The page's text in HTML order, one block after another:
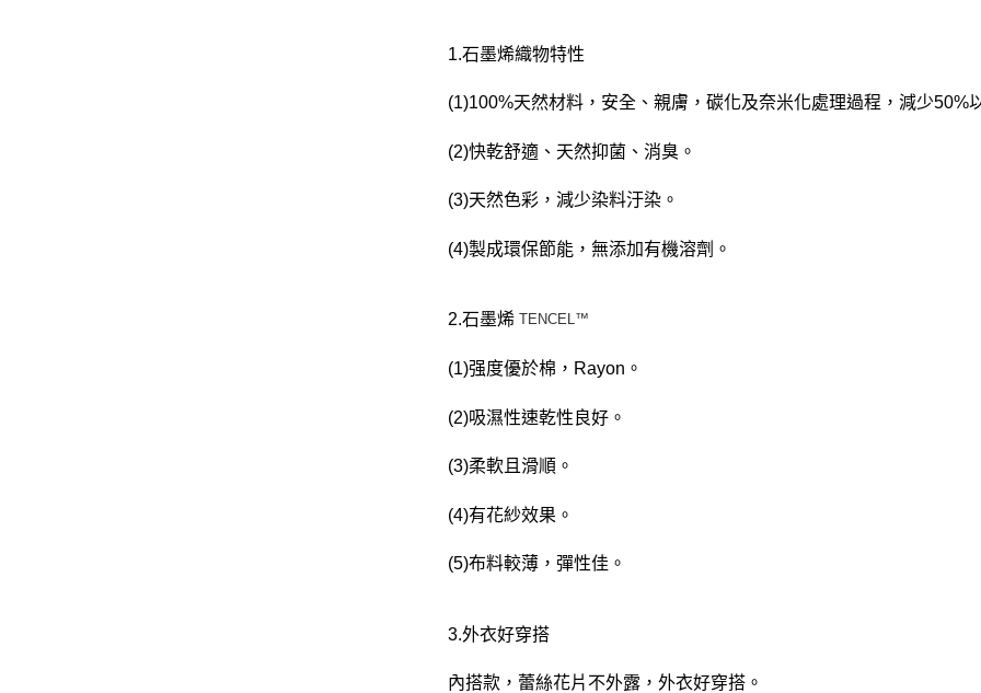
1.石墨烯織物特性
(1)100%天然材料，安全、親膚，碳化及奈米化處理過程，減少50%
(2)快乾舒適、天然抑菌、消臭。
(3)天然色彩，減少染料汙染。
(4)製成環保節能，無添加有機溶劑。
2.石墨烯TENCEL™
(1)强度優於棉，Rayon。
(2)吸濕性速乾性良好。
(3)柔軟且滑順。
(4)有花紗效果。
(5)布料較薄，彈性佳。
3.外衣好穿搭
內搭款，蕾絲花片不外露，外衣好穿搭。